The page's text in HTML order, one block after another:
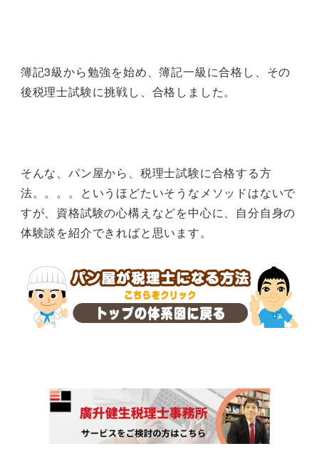
簿記3級から勉強を始め、簿記一級に合格し、その
後税理士試験に挑戦し、合格しました。
そんな、パン屋から、税理士試験に合格する方
法。。。。というほどたいそうなメソッドはないで
すが、資格試験の心構えなどを中心に、自分自身の
体験談を紹介できればと思います。